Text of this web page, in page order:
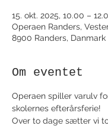
15. okt. 2025, 10.00 –
Operaen Randers,
8900 Randers, Danmark
Om eventet
Operaen spiller varulv
skolernes efterårsferie!
Over to dage sætter vi